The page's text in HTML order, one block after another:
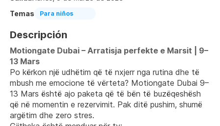
Temas
Para niños
Descripción
Motiongate Dubai – Arratisja perfekte e Marsit | 9–
13 Mars
Po kërkon një udhëtim që të nxjerr nga rutina dhe të
mbush me emocione të vërteta? Motiongate Dubai 9–
13 Mars është ajo paketa që të bën të buzëqeshësh
që në momentin e rezervimit. Pak ditë pushim, shumë
argëtim dhe zero stres.